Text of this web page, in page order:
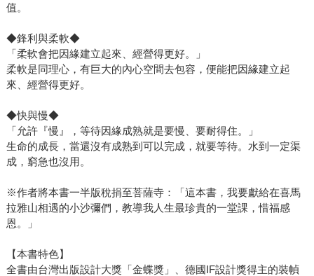
值。
◆鋒利與柔軟◆
「柔軟會把因緣建立起來、經營得更好。」
柔軟是同理心，有巨大的內心空間去包容，便能把因緣建立起
來、經營得更好。
◆快與慢◆
「允許『慢』，等待因緣成熟就是要慢、要耐得住。」
生命的成長，當還沒有成熟到可以完成，就要等待。水到一定渠
成，窮急也沒用。
※作者將本書一半版稅捐至菩薩寺：「這本書，我要獻給在喜馬
拉雅山相遇的小沙彌們，教導我人生最珍貴的一堂課，惜福感
恩。」
【本書特色】
全書由台灣出版設計大獎「金蝶獎」、德國IF設計獎得主的裝幀